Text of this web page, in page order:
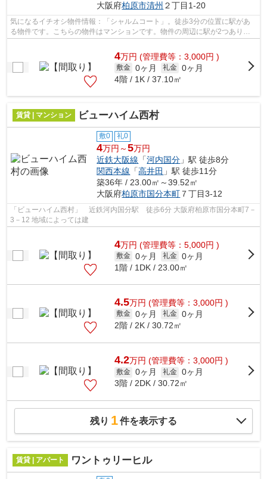
大阪府柏原市清州 ２丁目1-20
気になるイチオシ物件情報：「シャルムコート」。徒歩3分の位置に駅があ
る物件です。こちらの物件はマンションです。物件の周辺に駅が2つあり、
4万円 (管理費等：3,000円 )
敷金 0ヶ月 礼金 0ヶ月
4階 / 1K / 37.10㎡
賃貸 | マンション ビューハイム西村
敷0 礼0
4万円～5万円
近鉄大阪線 「河内国分 」駅 徒歩8分
関西本線 「高井田 」駅 徒歩11分
築36年 / 23.00㎡～39.52㎡
大阪府柏原市国分本町 ７丁目3-12
「ビューハイム西村」 近鉄河内国分駅 徒歩6分 大阪府柏原市国分本町7－
3－12 地域によっては建
4万円 (管理費等：5,000円 )
敷金 0ヶ月 礼金 0ヶ月
1階 / 1DK / 23.00㎡
4.5万円 (管理費等：3,000円 )
敷金 0ヶ月 礼金 0ヶ月
2階 / 2K / 30.72㎡
4.2万円 (管理費等：3,000円 )
敷金 0ヶ月 礼金 0ヶ月
3階 / 2DK / 30.72㎡
残り 1件を表示する
賃貸 | アパート ワントゥリーヒル